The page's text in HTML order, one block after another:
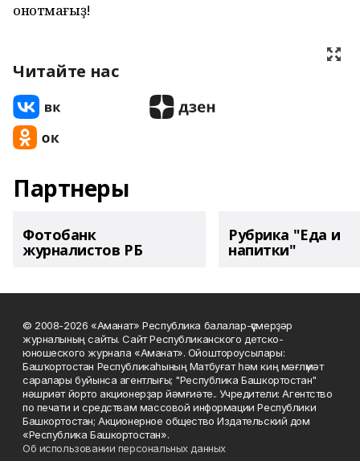
онотмағыҙ!
Читайте нас
Партнеры
Фотобанк
журналистов РБ
Рубрика "Еда и
напитки"
© 2008-2026 «Аманат» Республика балалар-үҫмерҙәр
журналының сайты. Сайт Республиканского детско-
юношеского журнала «Аманат». Ойоштороусылары:
Башҡортостан Республикаһының Матбуғат һәм киң мәғлүмәт
саралары буйынса агентлығы; "Республика Башкортостан"
нәшриәт йорто акционерҙар йәмғиәте.. Учредители: Агентство
по печати и средствам массовой информации Республики
Башкортостан; Акционерное общество Издательский дом
«Республика Башкортостан».
Об использовании персональных данных